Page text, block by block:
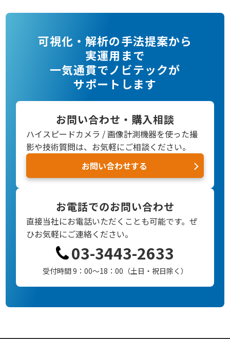
可視化・解析の手法提案から
実運用まで
一気通貫でノビテックが
サポートします
お問い合わせ・購入相談
ハイスピードカメラ / 画像計測機器を使った撮
影や技術質問は、お気軽にご相談ください。
お問い合わせする
お電話でのお問い合わせ
直接当社にお電話いただくことも可能です。ぜ
ひお気軽にご連絡ください。
03-3443-2633
受付時間 9：00～18：00（土日・祝日除く）